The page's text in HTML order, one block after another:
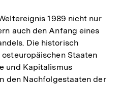
1989 nicht nur
auch den Anfang eines
Die historisch
Staaten
und Kapitalismus
den Nachfolgestaaten der